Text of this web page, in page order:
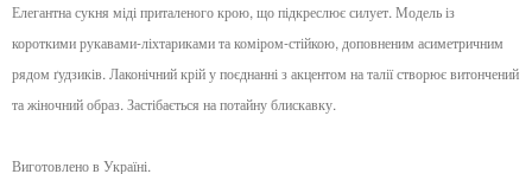
Елегантна сукня міді приталеного крою, що підкреслює силует. Модель із
короткими рукавами-ліхтариками та коміром-стійкою, доповненим асиметричним
рядом ґудзиків. Лаконічний крій у поєднанні з акцентом на талії створює витончений
та жіночний образ. Застібається на потайну блискавку.
Виготовлено в Україні.